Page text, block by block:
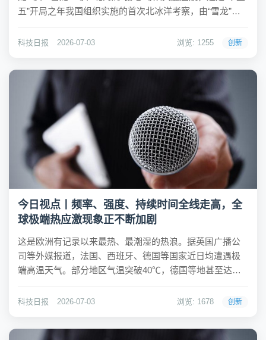
五”开局之年我国组织实施的首次北冰洋考察，由“雪龙”
施，预计10月上旬完成考察任务。当前，受全球气候变暖
科技日报 2026-07-03 浏览: 1255 创新
今日视点丨频率、强度、持续时间全线走高，全
球极端热应激现象正不断加剧
这是欧洲有记录以来最热、最潮湿的热浪。据英国广播公
司等外媒报道，法国、西班牙、德国等国家近日均遭遇极
端高温天气。部分地区气温突破40℃，德国等地甚至达到
干事谭德塞在社交媒体上表示，自6月21日起，欧洲已记录
科技日报 2026-07-03 浏览: 1678 创新